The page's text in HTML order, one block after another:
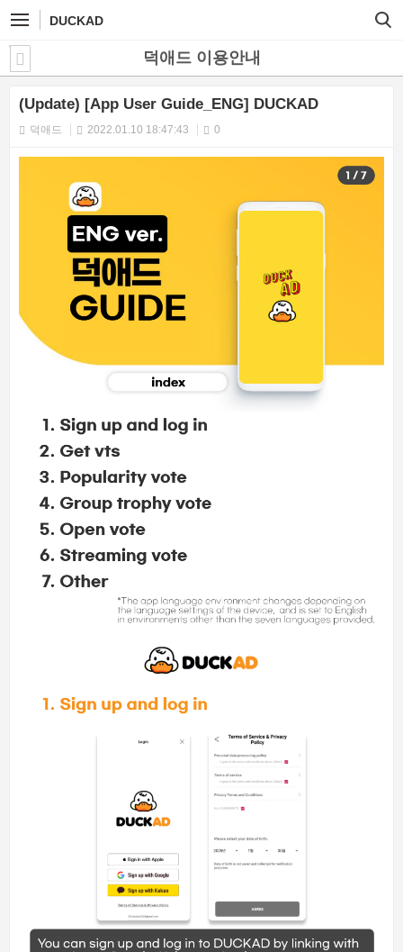
DUCKAD
덕애드 이용안내
(Update) [App User Guide_ENG] DUCKAD
덕애드 2022.01.10 18:47:43 0